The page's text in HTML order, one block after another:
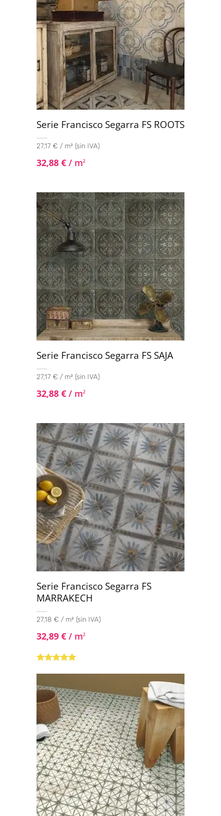
Serie Francisco Segarra FS ROOTS
27,17 € / m² (sin IVA)
32,88 € / m2
Serie Francisco Segarra FS SAJA
27,17 € / m² (sin IVA)
32,88 € / m2
Serie Francisco Segarra FS
MARRAKECH
27,18 € / m² (sin IVA)
32,89 € / m2
con4.80de
5